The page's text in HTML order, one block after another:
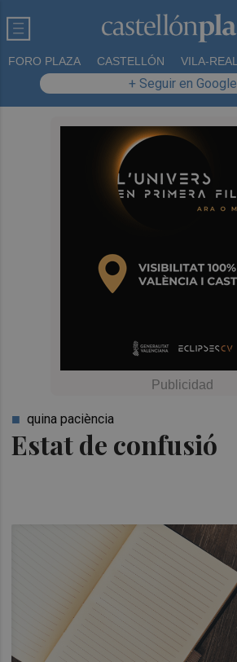
FORO PLAZA CASTELLÓN VILA-REAL
+ Seguir en Google
Estat de confusió
quina paciència